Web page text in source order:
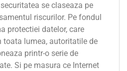
se claseaza pe
riscurilor. Pe fondul
protectiei datelor, care
toata lumea, autoritatile de
printr-o serie de
Si pe masura ce Internet